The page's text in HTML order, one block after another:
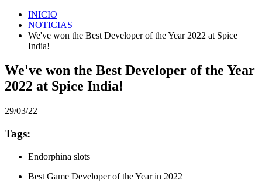
INICIO
NOTICIAS
We've won the Best Developer of the Year 2022 at Spice
India!
We've won the Best Developer of the Year
2022 at Spice India!
29/03/22
Tags:
Endorphina slots
Best Game Developer of the Year in 2022